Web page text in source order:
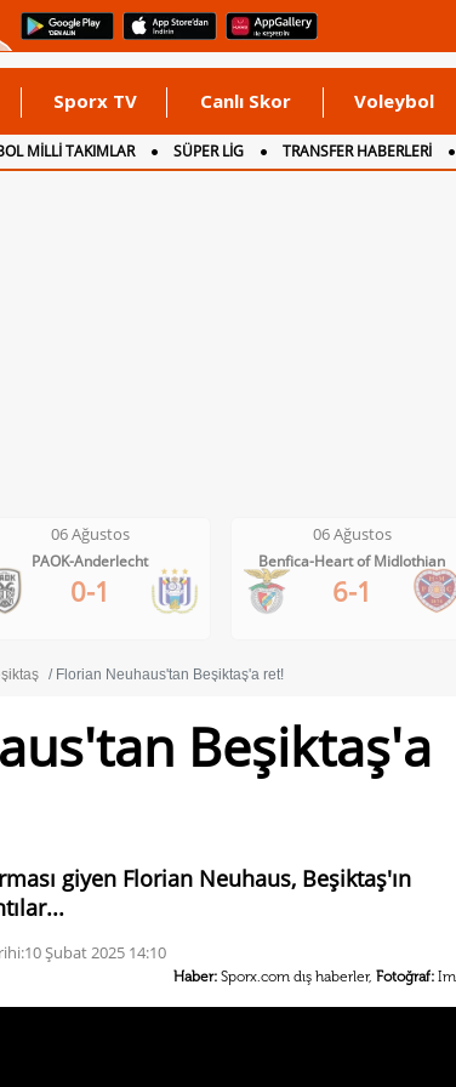
Sporx TV Canlı Skor Voleybol
MİLLİ TAKIMLAR SÜPER LİG TRANSFER HABERLERİ
06 Ağustos
PAOK-Anderlecht
0-1
06 Ağustos
Benfica-Heart of Midlothian
6-1
Florian Neuhaus'tan Beşiktaş'a ret!
Beşiktaş'a
giyen Florian Neuhaus, Beşiktaş'ın
10 Şubat 2025 14:10
Haber: Sporx.com dış haberler, Fotoğraf: